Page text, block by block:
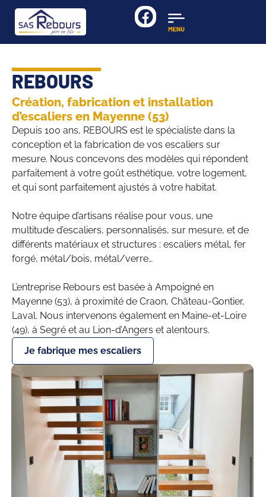
REBOURS
Création, fabrication et installation
d’escaliers en Mayenne (53)
Depuis 100 ans, REBOURS est le spécialiste dans la
conception et la fabrication de vos escaliers sur
mesure. Nous concevons des modèles qui répondent
parfaitement à votre goût esthétique, votre logement,
et qui sont parfaitement ajustés à votre habitat.
Notre équipe d’artisans réalise pour vous, une
multitude d’escaliers, personnalisés, sur mesure, et de
différents matériaux et structures : escaliers métal, fer
forgé, métal/bois, métal/verre…
L’entreprise Rebours est basée à Ampoigné en
Mayenne (53), à proximité de Craon, Château-Gontier,
Laval. Nous intervenons également en Maine-et-Loire
(49), à Segré et au Lion-d’Angers et alentours.
Je fabrique mes escaliers